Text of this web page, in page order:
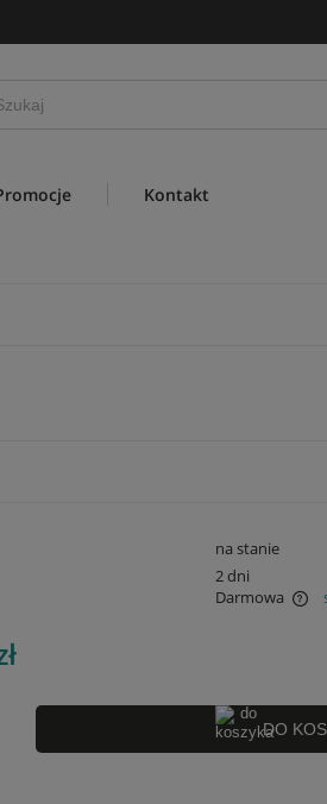
Kontakt
na stanie
2 dni
Darmowa
nie zawiera ewentualnych kosztów
DO